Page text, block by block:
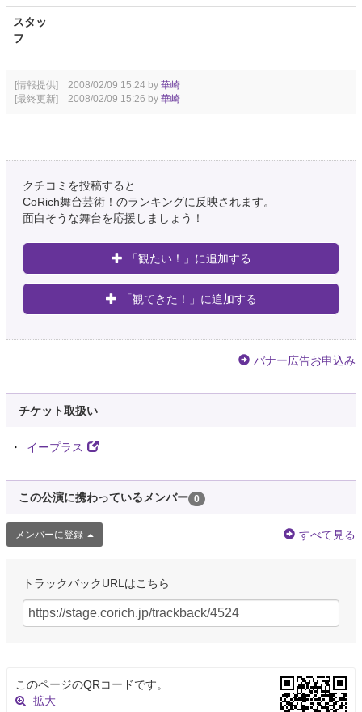
スタッ
フ
[情報提供] 2008/02/09 15:24 by 華崎
[最終更新] 2008/02/09 15:26 by 華崎
クチコミを投稿すると
CoRich舞台芸術！のランキングに反映されます。
面白そうな舞台を応援しましょう！
「観たい！」に追加する
「観てきた！」に追加する
バナー広告お申込み
チケット取扱い
イープラス
この公演に携わっているメンバー 0
メンバーに登録 すべて見る
トラックバックURLはこちら
このページのQRコードです。
拡大